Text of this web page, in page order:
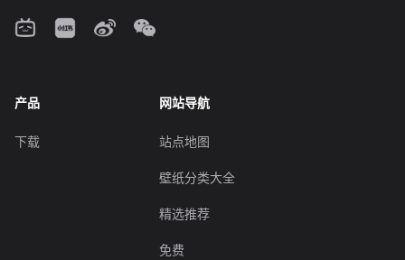
产品
下载
网站导航
站点地图
壁纸分类大全
精选推荐
免费